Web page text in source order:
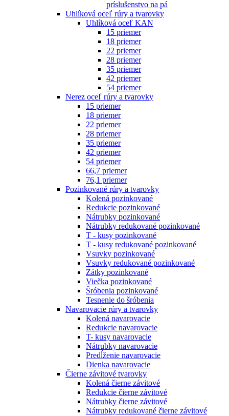
príslušenstvo na pá
Uhlíková oceľ rúry a tvarovky
Uhlíková oceľ KAN
15 priemer
18 priemer
22 priemer
28 priemer
35 priemer
42 priemer
54 priemer
Nerez oceľ rúry a tvarovky
15 priemer
18 priemer
22 priemer
28 priemer
35 priemer
42 priemer
54 priemer
66,7 priemer
76,1 priemer
Pozinkované rúry a tvarovky
Kolená pozinkované
Redukcie pozinkované
Nátrubky pozinkované
Nátrubky redukované pozinkované
T - kusy pozinkované
T - kusy redukované pozinkované
Vsuvky pozinkované
Vsuvky redukované pozinkované
Zátky pozinkované
Viečka pozinkované
Šróbenia pozinkované
Tesnenie do šróbenia
Navarovacie rúry a tvarovky
Kolená navarovacie
Redukcie navarovacie
T- kusy navarovacie
Nátrubky navarovacie
Predĺženie navarovacie
Dienka navarovacie
Čierne závitové tvarovky
Kolená čierne závitové
Redukcie čierne závitové
Nátrubky čierne závitové
Nátrubky redukované čierne závitové